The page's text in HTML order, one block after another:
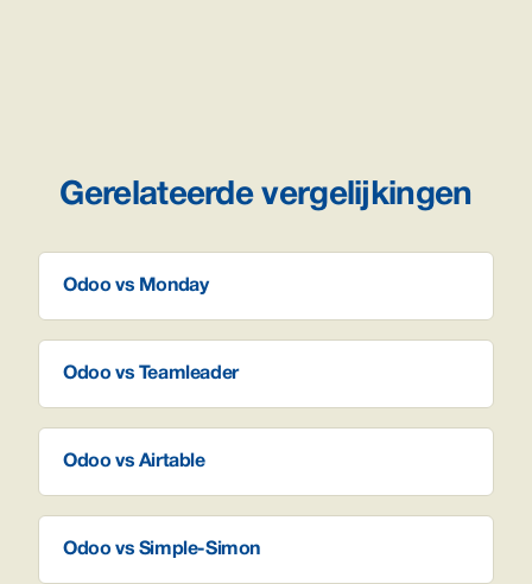
Gerelateerde vergelijkingen
Odoo vs Monday
Odoo vs Teamleader
Odoo vs Airtable
Odoo vs Simple-Simon